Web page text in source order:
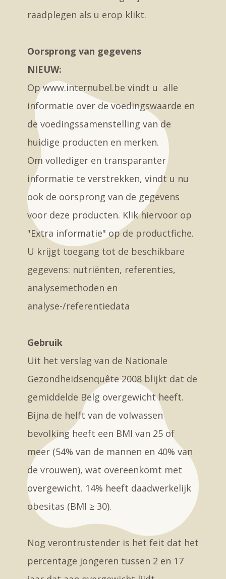
raadplegen als u erop klikt.
Oorsprong van gegevens
NIEUW:
Op www.internubel.be vindt u alle
informatie over de voedingswaarde en
de voedingssamenstelling van de
huidige producten en merken.
Om vollediger en transparanter
informatie te verstrekken, vindt u nu
ook de oorsprong van de gegevens
voor deze producten. Klik hiervoor op
"Extra informatie" op de productfiche.
U krijgt toegang tot de beschikbare
gegevens: nutriënten, referenties,
analysemethoden en
analyse-/referentiedata
Gebruik
Uit het verslag van de Nationale
Gezondheidsenquête 2008 blijkt dat de
gemiddelde Belg overgewicht heeft.
Bijna de helft van de volwassen
bevolking heeft een BMI van 25 of
meer (54% van de mannen en 40% van
de vrouwen), wat overeenkomt met
overgewicht. 14% heeft daadwerkelijk
obesitas (BMI ≥ 30).
Nog verontrustender is het feit dat het
percentage jongeren tussen 2 en 17